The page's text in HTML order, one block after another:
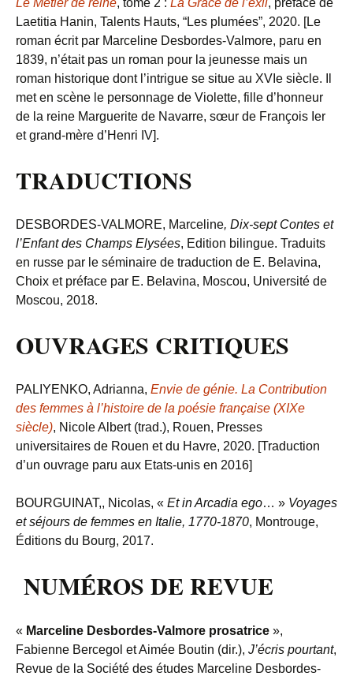
Le Métier de reine, tome 2 : La Grâce de l’exil, préface de
Laetitia Hanin, Talents Hauts, “Les plumées”, 2020. [Le
roman écrit par Marceline Desbordes-Valmore, paru en
1839, n’était pas un roman pour la jeunesse mais un
roman historique dont l’intrigue se situe au XVIe siècle. Il
met en scène le personnage de Violette, fille d’honneur
de la reine Marguerite de Navarre, sœur de François Ier
et grand-mère d’Henri IV].
TRADUCTIONS
DESBORDES-VALMORE, Marceline, Dix-sept Contes et
l’Enfant des Champs Elysées, Edition bilingue. Traduits
en russe par le séminaire de traduction de E. Belavina,
Choix et préface par E. Belavina, Moscou, Université de
Moscou, 2018.
OUVRAGES CRITIQUES
PALIYENKO, Adrianna, Envie de génie. La Contribution
des femmes à l’histoire de la poésie française (XIXe
siècle), Nicole Albert (trad.), Rouen, Presses
universitaires de Rouen et du Havre, 2020. [Traduction
d’un ouvrage paru aux Etats-unis en 2016]
BOURGUINAT,, Nicolas, « Et in Arcadia ego… » Voyages
et séjours de femmes en Italie, 1770-1870, Montrouge,
Éditions du Bourg, 2017.
NUMÉROS DE REVUE
« Marceline Desbordes-Valmore prosatrice »,
Fabienne Bercegol et Aimée Boutin (dir.), J’écris pourtant,
Revue de la Société des études Marceline Desbordes-